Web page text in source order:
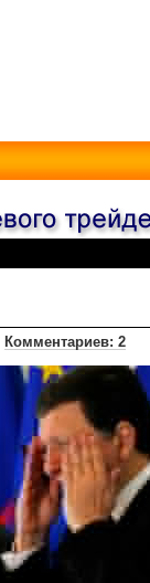
Комментариев: 2